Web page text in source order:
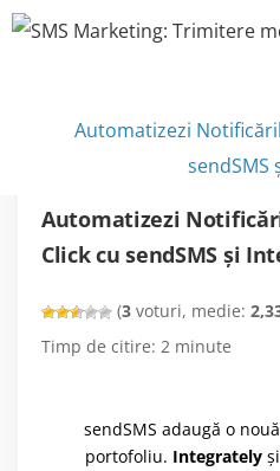
Automatizezi
sendSMS
Automatizezi
Click cu sendSMS și
(3 voturi, medie:
Timp de citire: 2 minute
sendSMS adaugă o
portofoliu. Integratelyși